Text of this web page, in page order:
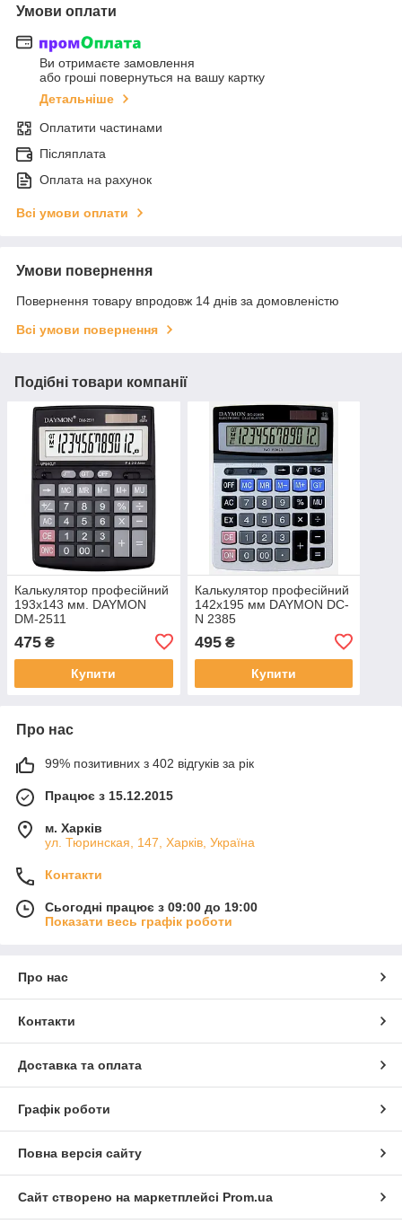
Умови оплати
Ви отримаєте замовлення
або гроші повернуться на вашу картку
Детальніше
Оплатити частинами
Післяплата
Оплата на рахунок
Всі умови оплати
Умови повернення
Повернення товару впродовж 14 днів за домовленістю
Всі умови повернення
Подібні товари компанії
Калькулятор професійний
193х143 мм. DAYMON
DM-2511
475 ₴
Купити
Калькулятор професійний
142x195 мм DAYMON DC-
N 2385
495₴
Купити
Про нас
99% позитивних з 402 відгуків за рік
Працює з 15.12.2015
м. Харків
ул. Тюринская, 147, Харків, Україна
Контакти
Сьогодні працює з 09:00 до 19:00
Показати весь графік роботи
Про нас
Контакти
Доставка та оплата
Графік роботи
Повна версія сайту
Сайт створено на маркетплейсі Prom.ua